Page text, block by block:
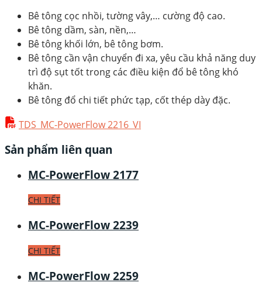
Bê tông cọc nhồi, tường vây,… cường độ cao.
Bê tông dầm, sàn, nền,…
Bê tông khối lớn, bê tông bơm.
Bê tông cần vận chuyển đi xa, yêu cầu khả năng duy
trì độ sụt tốt trong các điều kiện đổ bê tông khó
khăn.
Bê tông đổ chi tiết phức tạp, cốt thép dày đặc.
TDS_MC-PowerFlow 2216_VI
Sản phẩm liên quan
MC-PowerFlow 2177
CHI TIẾT
MC-PowerFlow 2239
CHI TIẾT
MC-PowerFlow 2259